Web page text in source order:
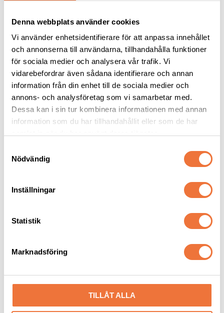
Denna webbplats använder cookies
Vi använder enhetsidentifierare för att anpassa innehållet
och annonserna till användarna, tillhandahålla funktioner
för sociala medier och analysera vår trafik. Vi
vidarebefordrar även sådana identifierare och annan
information från din enhet till de sociala medier och
annons- och analysföretag som vi samarbetar med.
Dessa kan i sin tur kombinera informationen med annan
information som du har tillhandahållit eller som de har
Nödvändig
Inställningar
Statistik
Marknadsföring
TILLÅT ALLA
Hundskål rostfri anti-
glid 2800 ml
Gummerad undersida
109kr
4Dogs Belöningsgodis
Lamm ca 100 g
49kr